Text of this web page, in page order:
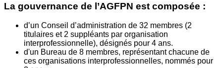
La gouvernance de l’AGFPN est composée :
d’un Conseil d’administration de 32 membres (2
titulaires et 2 suppléants par organisation
interprofessionnelle), désignés pour 4 ans.
d'un Bureau de 8 membres, représentant chacune de
ces organisations interprofessionnelles, nommés pour